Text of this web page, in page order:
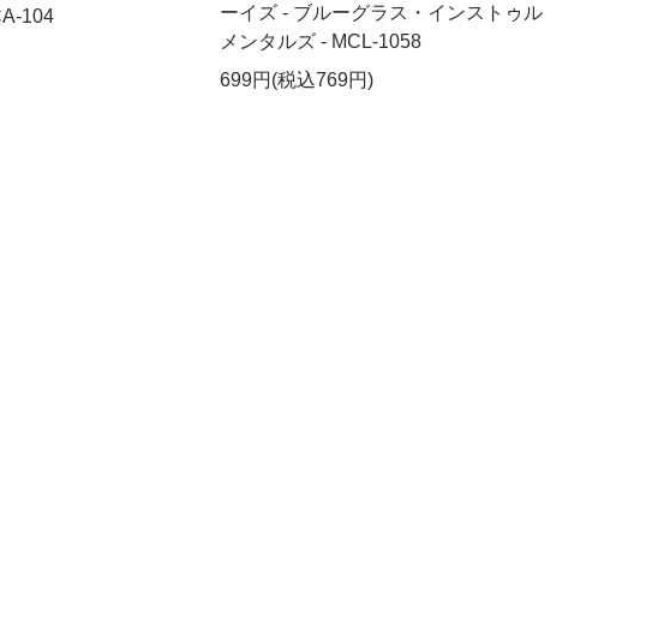
104
ーイズ - ブルーグラス・インストゥル
メンタルズ - MCL-1058
699円(税込769円)